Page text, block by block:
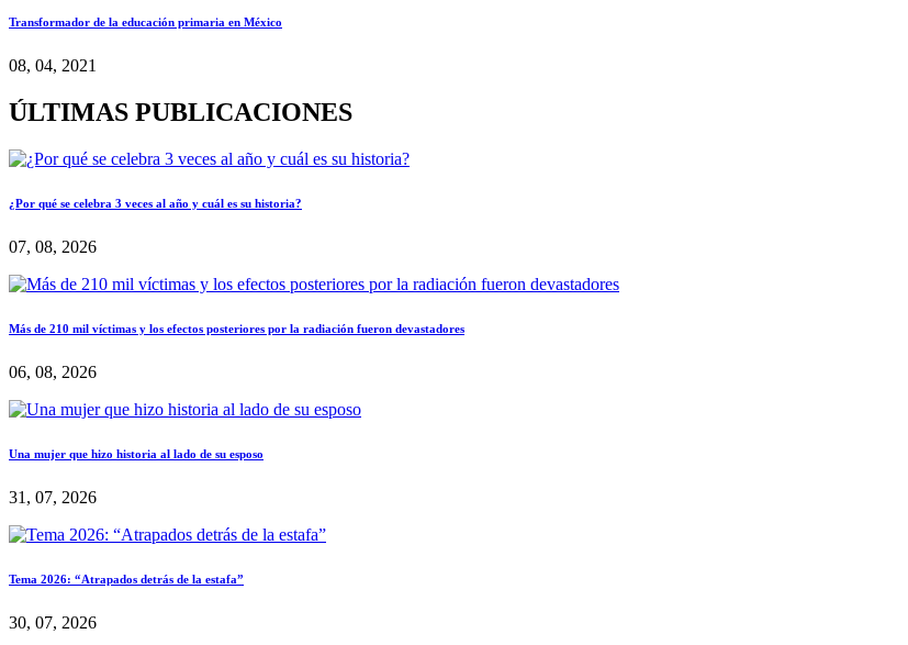
Transformador de la educación primaria en México
08, 04, 2021
ÚLTIMAS PUBLICACIONES
¿Por qué se celebra 3 veces al año y cuál es su historia?
07, 08, 2026
Más de 210 mil víctimas y los efectos posteriores por la radiación fueron devastadores
06, 08, 2026
Una mujer que hizo historia al lado de su esposo
31, 07, 2026
Tema 2026: “Atrapados detrás de la estafa”
30, 07, 2026